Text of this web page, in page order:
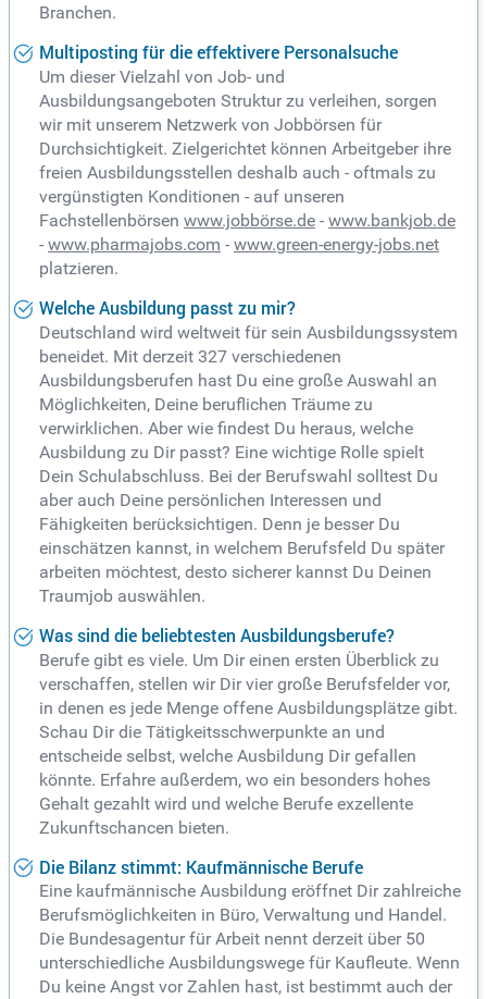
Branchen.
Multiposting für die effektivere Personalsuche
Um dieser Vielzahl von Job- und
Ausbildungsangeboten Struktur zu verleihen, sorgen
wir mit unserem Netzwerk von Jobbörsen für
Durchsichtigkeit. Zielgerichtet können Arbeitgeber ihre
freien Ausbildungsstellen deshalb auch - oftmals zu
vergünstigten Konditionen - auf unseren
Fachstellenbörsen www.jobbörse.de - www.bankjob.de
- www.pharmajobs.com - www.green-energy-jobs.net
platzieren.
Welche Ausbildung passt zu mir?
Deutschland wird weltweit für sein Ausbildungssystem
beneidet. Mit derzeit 327 verschiedenen
Ausbildungsberufen hast Du eine große Auswahl an
Möglichkeiten, Deine beruflichen Träume zu
verwirklichen. Aber wie findest Du heraus, welche
Ausbildung zu Dir passt? Eine wichtige Rolle spielt
Dein Schulabschluss. Bei der Berufswahl solltest Du
aber auch Deine persönlichen Interessen und
Fähigkeiten berücksichtigen. Denn je besser Du
einschätzen kannst, in welchem Berufsfeld Du später
arbeiten möchtest, desto sicherer kannst Du Deinen
Traumjob auswählen.
Was sind die beliebtesten Ausbildungsberufe?
Berufe gibt es viele. Um Dir einen ersten Überblick zu
verschaffen, stellen wir Dir vier große Berufsfelder vor,
in denen es jede Menge offene Ausbildungsplätze gibt.
Schau Dir die Tätigkeitsschwerpunkte an und
entscheide selbst, welche Ausbildung Dir gefallen
könnte. Erfahre außerdem, wo ein besonders hohes
Gehalt gezahlt wird und welche Berufe exzellente
Zukunftschancen bieten.
Die Bilanz stimmt: Kaufmännische Berufe
Eine kaufmännische Ausbildung eröffnet Dir zahlreiche
Berufsmöglichkeiten in Büro, Verwaltung und Handel.
Die Bundesagentur für Arbeit nennt derzeit über 50
unterschiedliche Ausbildungswege für Kaufleute. Wenn
Du keine Angst vor Zahlen hast, ist bestimmt auch der